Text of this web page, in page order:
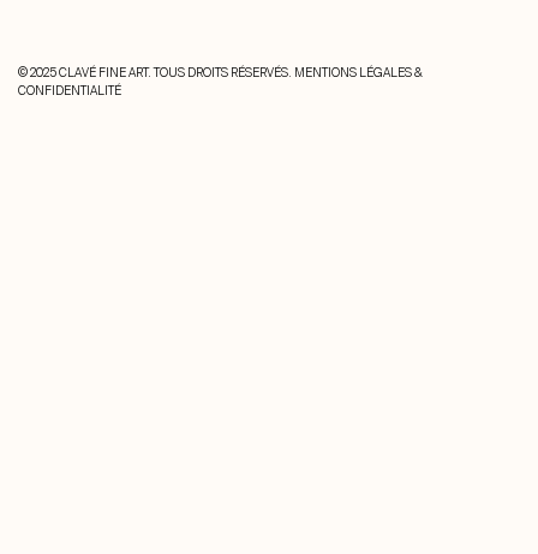
© 2025 CLAVÉ FINE ART. TOUS DROITS RÉSERVÉS. MENTIONS LÉGALES &
CONFIDENTIALITÉ